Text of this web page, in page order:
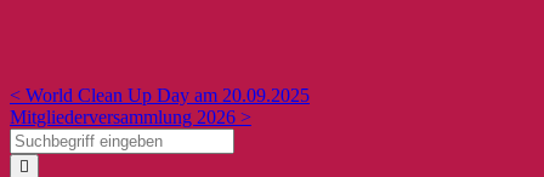
< World Clean Up Day am 20.09.2025
Mitgliederversammlung 2026 >